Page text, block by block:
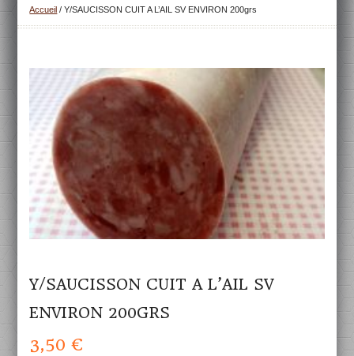
Accueil /Y/SAUCISSON CUIT A L’AIL SV ENVIRON 200grs
Y/SAUCISSON CUIT A L’AIL SV
ENVIRON 200GRS
3,50€